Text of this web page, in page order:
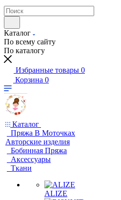
Каталог
По всему сайту
По каталогу
Избранные товары 0
Корзина 0
Каталог
Пряжа В Моточках
Авторские изделия
Бобинная Пряжа
Аксессуары
Ткани
ALIZE